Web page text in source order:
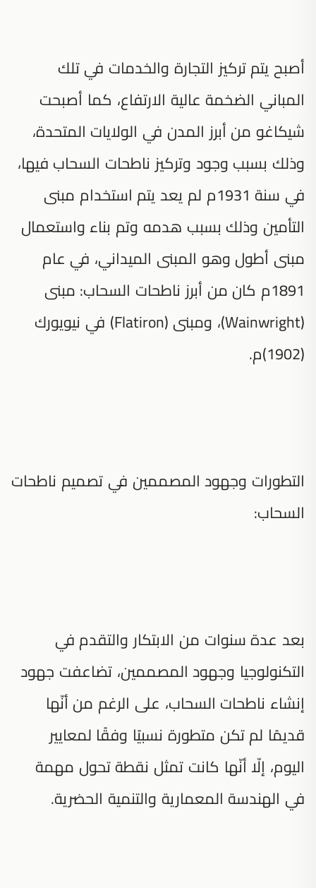
أصبح يتم تركيز التجارة والخدمات في تلك
المباني الضخمة عالية الارتفاع، كما أصبحت
شيكاغو من أبرز المدن في الولايات المتحدة،
وذلك بسبب وجود وتركيز ناطحات السحاب فيها،
في سنة 1931م لم يعد يتم استخدام مبنى
التأمين وذلك بسبب هدمه وتم بناء واستعمال
مبنى أطول وهو المبنى الميداني، في عام
1891م كان من أبرز ناطحات السحاب: مبنى
(Wainwright)، ومبنى (Flatiron) في نيويورك
(1902)م.
التطورات وجهود المصممين في تصميم ناطحات
السحاب:
بعد عدة سنوات من الابتكار والتقدم في
التكنولوجيا وجهود المصممين، تضاعفت جهود
إنشاء ناطحات السحاب، على الرغم من أنّها
قديمًا لم تكن متطورة نسبيًا وفقًا لمعايير
اليوم، إلّا أنّها كانت تمثل نقطة تحول مهمة
في الهندسة المعمارية والتنمية الحضرية.